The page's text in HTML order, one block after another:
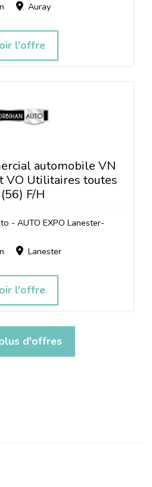
Auray
l'offre
automobile VN
VO Utilitaires toutes
F/H
- AUTO EXPO Lanester-
Lanester
l'offre
d'offres